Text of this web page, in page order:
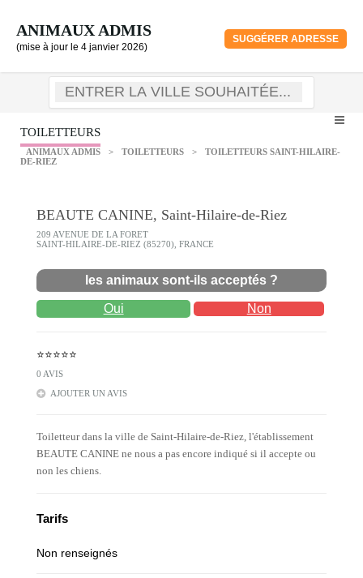
ANIMAUX ADMIS
(mise à jour le 4 janvier 2026)
SUGGÉRER ADRESSE
TOILETTEURS
ANIMAUX ADMIS > TOILETTEURS >
TOILETTEURS SAINT-HILAIRE-
DE-RIEZ
BEAUTE CANINE, Saint-Hilaire-de-Riez
209 AVENUE DE LA FORET
SAINT-HILAIRE-DE-RIEZ (85270), FRANCE
les animaux sont-ils acceptés ?
Oui Non
⭐⭐⭐⭐⭐
0 AVIS
AJOUTER UN AVIS
Toiletteur dans la ville de Saint-Hilaire-de-Riez, l'établissement
BEAUTE CANINE ne nous a pas encore indiqué si il accepte ou
non les chiens.
Tarifs
Non renseignés